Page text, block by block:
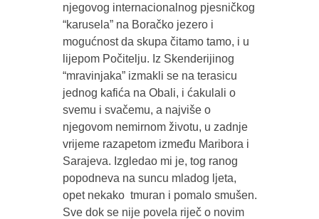
njegovog internacionalnog pjesničkog
“karusela” na Boračko jezero i
mogućnost da skupa čitamo tamo, i u
lijepom Počitelju. Iz Skenderijinog
“mravinjaka” izmakli se na terasicu
jednog kafića na Obali, i ćakulali o
svemu i svačemu, a najviše o
njegovom nemirnom životu, u zadnje
vrijeme razapetom između Maribora i
Sarajeva. Izgledao mi je, tog ranog
popodneva na suncu mladog ljeta,
opet nekako tmuran i pomalo smušen.
Sve dok se nije povela riječ o novim